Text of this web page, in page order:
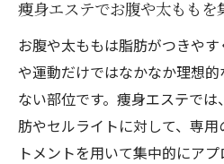
Tbpやザビューティ
リーノなど各店の痩
部位別のお悩み解決に役
お腹や脚のお悩みに
痩身エステでお腹や太ももを
お腹や太ももは脂肪がつきや
や運動だけではなかなか理想
ない部位です。痩身エステで
肪やセルライトに対して、専
トメントを用いて集中的にア